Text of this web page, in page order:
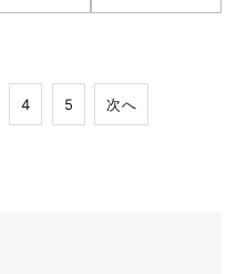
4 5 次へ